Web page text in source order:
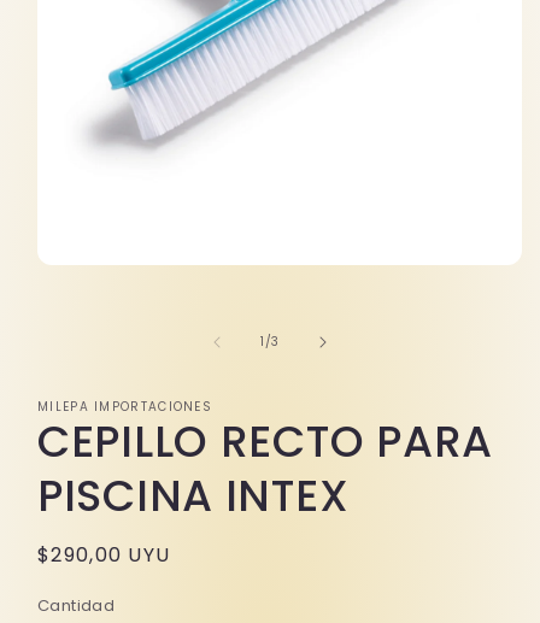
modal
1 /de
3
MILEPA IMPORTACIONES
CEPILLO RECTO PARA
PISCINA INTEX
Precio
$290,00 UYU
Cantidad